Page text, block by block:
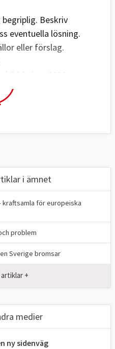
Beskriv
eventuella lösning.
eller förslag.
bild (minst 2000
liggande format.
visas på bild
i ämnet
kraftsamla för europeiska
problem
Sverige bromsar
+
medier
ny sidenväg